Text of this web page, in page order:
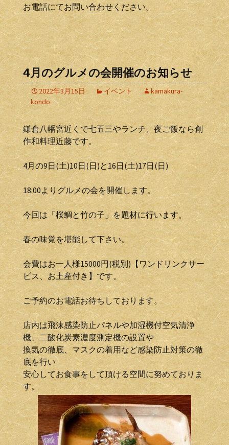
お電話にてお問い合わせください。
4月のグルメの会開催のお知らせ
2022年3月15日 イベント
kamakura-
kondo
鎌倉八幡宮近くで七五三やランチ、夜ご飯なら創
作和料理近藤です。
4月の9日(土)10日(日)と16日(土)17日(日)
18:00よりグルメの会を開催します。
今回は「桜鯛と竹の子」を題材に行います。
春の味覚を堪能して下さい。
会費はお一人様15000円(税別)【ワンドリンクサー
ビス、お土産付き】です。
ご予約のお電話お待ちしております。
店内は飛沫感染防止パネルや加湿機付空気清浄
機、二酸化炭素濃度測定機の設置や
換気の徹底、マスクの着用など感染防止対策の徹
底を行い
安心してお食事をして頂ける空間に努めておりま
す。